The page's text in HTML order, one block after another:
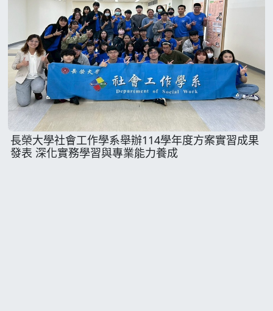
長榮大學社會工作學系舉辦114學年度方案實習成果
發表 深化實務學習與專業能力養成